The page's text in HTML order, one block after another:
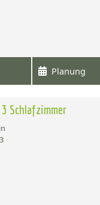
Planung
Schlafzimmer